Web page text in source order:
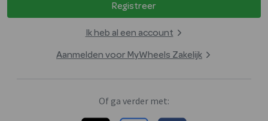
Registreer
Ik heb al een account
Aanmelden voor MyWheels Zakelijk
Of ga verder met: